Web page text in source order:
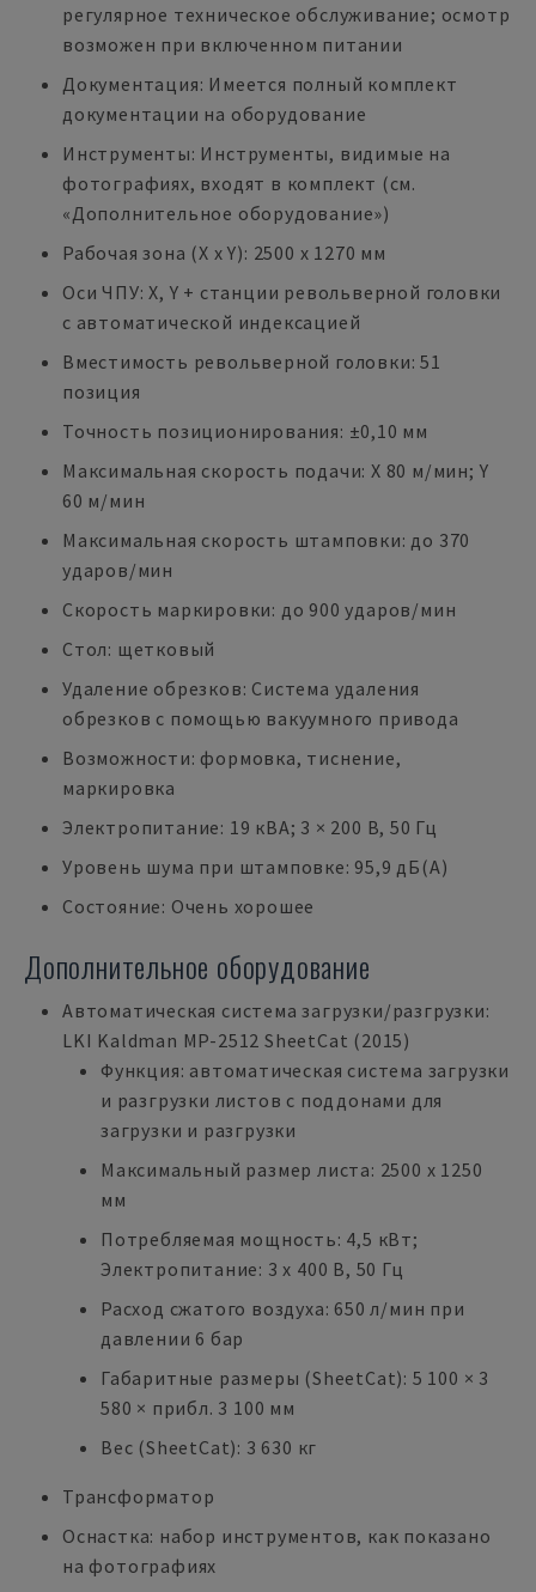
регулярное техническое обслуживание; осмотр
возможен при включенном питании
Документация: Имеется полный комплект
документации на оборудование
Инструменты: Инструменты, видимые на
фотографиях, входят в комплект (см.
«Дополнительное оборудование»)
Рабочая зона (X x Y): 2500 x 1270 мм
Оси ЧПУ: X, Y + станции револьверной головки
с автоматической индексацией
Вместимость револьверной головки: 51
позиция
Точность позиционирования: ±0,10 мм
Максимальная скорость подачи: X 80 м/мин; Y
60 м/мин
Максимальная скорость штамповки: до 370
ударов/мин
Скорость маркировки: до 900 ударов/мин
Стол: щетковый
Удаление обрезков: Система удаления
обрезков с помощью вакуумного привода
Возможности: формовка, тиснение,
маркировка
Электропитание: 19 кВА; 3 × 200 В, 50 Гц
Уровень шума при штамповке: 95,9 дБ(A)
Состояние: Очень хорошее
Дополнительное оборудование
Автоматическая система загрузки/разгрузки:
LKI Kaldman MP-2512 SheetCat (2015)
Функция: автоматическая система загрузки
и разгрузки листов с поддонами для
загрузки и разгрузки
Максимальный размер листа: 2500 x 1250
мм
Потребляемая мощность: 4,5 кВт;
Электропитание: 3 x 400 В, 50 Гц
Расход сжатого воздуха: 650 л/мин при
давлении 6 бар
Габаритные размеры (SheetCat): 5 100 × 3
580 × прибл. 3 100 мм
Вес (SheetCat): 3 630 кг
Трансформатор
Оснастка: набор инструментов, как показано
на фотографиях